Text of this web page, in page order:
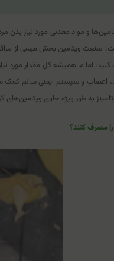
و مواد معدنی مورد نیاز
صنعت ویتامین بخش مهمی از
اما ما همیشه کل مقدار مورد
اعصاب و سیستم ایمنی سالم
به طور ویژه حاوی
مصرف کنند؟